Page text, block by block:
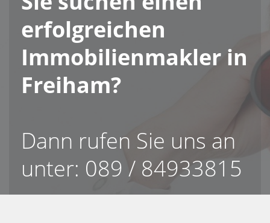
erfolgreichen
Immobilienmakler in
Freiham?
Dann rufen Sie uns an
unter: 089 / 84933815